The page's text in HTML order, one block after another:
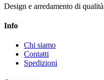
Design e arredamento di
Info
Chi siamo
Contatti
Spedizioni